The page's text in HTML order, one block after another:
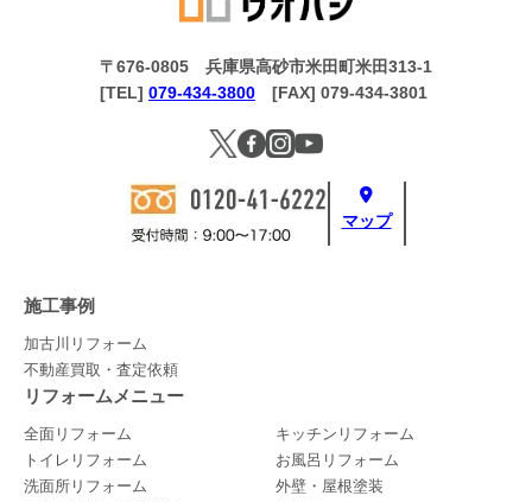
マップ
〒676-0805 兵庫県高砂市米田町米田313-1
[TEL] 079-434-3800 [FAX] 079-434-3801
施工事例
加古川リフォーム
不動産買取・査定依頼
リフォームメニュー
全面リフォーム
キッチンリフォーム
トイレリフォーム
お風呂リフォーム
洗面所リフォーム
外壁・屋根塗装